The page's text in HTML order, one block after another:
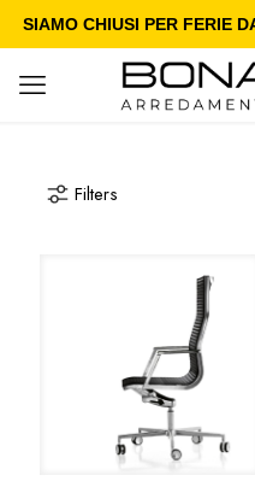
SIAMO CHIUSI PER FERIE
Filters